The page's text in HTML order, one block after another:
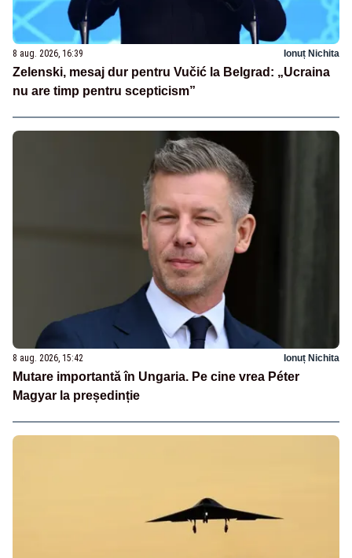
8 aug. 2026, 16:39 Ionuț Nichita
Zelenski, mesaj dur pentru Vučić la Belgrad: „Ucraina
nu are timp pentru scepticism”
8 aug. 2026, 15:42 Ionuț Nichita
Mutare importantă în Ungaria. Pe cine vrea Péter
Magyar la președinție